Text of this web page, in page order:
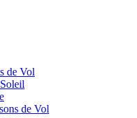
de Vol
de Vol